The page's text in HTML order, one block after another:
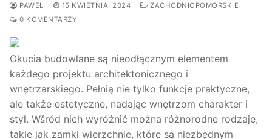
PAWEŁ 15 KWIETNIA, 2024
ZACHODNIOPOMORSKIE
0 KOMENTARZY
Okucia budowlane są nieodłącznym elementem
każdego projektu architektonicznego i
wnętrzarskiego. Pełnią nie tylko funkcje praktyczne,
ale także estetyczne, nadając wnętrzom charakter i
styl. Wśród nich wyróżnić można różnorodne rodzaje,
takie jak zamki wierzchnie, które są niezbędnym